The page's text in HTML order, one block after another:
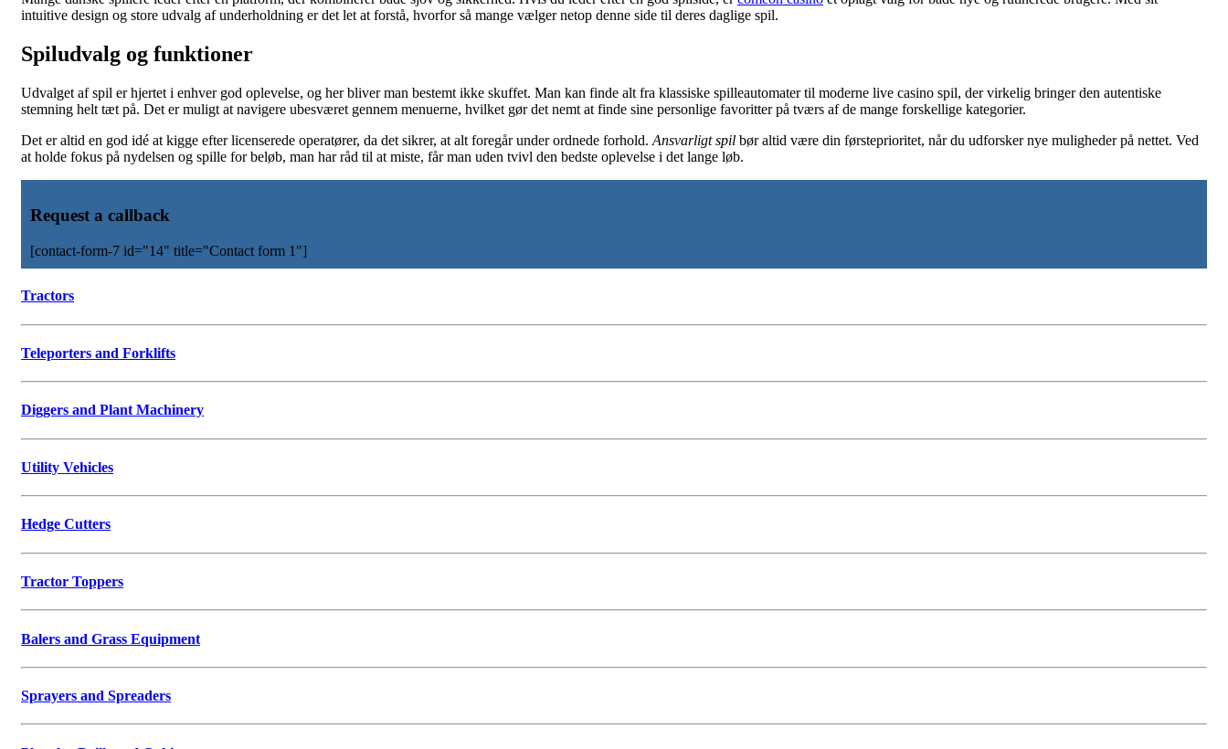
intuitive design og store udvalg af underholdning er det let at forstå, hvorfor så mange vælger netop denne side til deres daglige spil.
Spiludvalg og funktioner
Udvalget af spil er hjertet i enhver god oplevelse, og her bliver man bestemt ikke skuffet. Man kan finde alt fra klassiske spilleautomater til moderne live casino spil, der virkelig bringer den autentiske
stemning helt tæt på. Det er muligt at navigere ubesværet gennem menuerne, hvilket gør det nemt at finde sine personlige favoritter på tværs af de mange forskellige kategorier.
Det er altid en god idé at kigge efter licenserede operatører, da det sikrer, at alt foregår under ordnede forhold. Ansvarligt spil bør altid være din førsteprioritet, når du udforsker nye muligheder på nettet. Ved
at holde fokus på nydelsen og spille for beløb, man har råd til at miste, får man uden tvivl den bedste oplevelse i det lange løb.
Request a callback
[contact-form-7 id="14" title="Contact form 1"]
Tractors
Teleporters and Forklifts
Diggers and Plant Machinery
Utility Vehicles
Hedge Cutters
Tractor Toppers
Balers and Grass Equipment
Sprayers and Spreaders